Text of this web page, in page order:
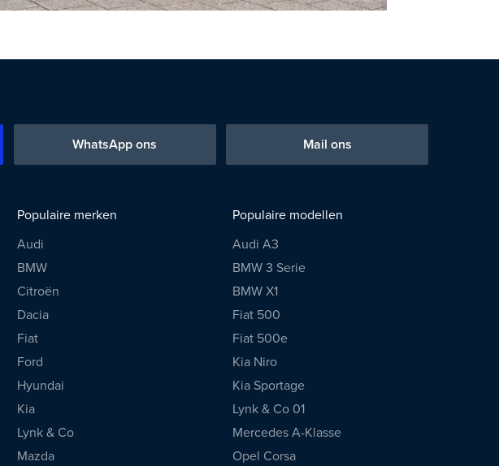
WhatsApp ons Mail ons
Populaire merken
Audi
BMW
Citroën
Dacia
Fiat
Ford
Hyundai
Kia
Lynk & Co
Mazda
Populaire modellen
Audi A3
BMW 3 Serie
BMW X1
Fiat 500
Fiat 500e
Kia Niro
Kia Sportage
Lynk & Co 01
Mercedes A-Klasse
Opel Corsa